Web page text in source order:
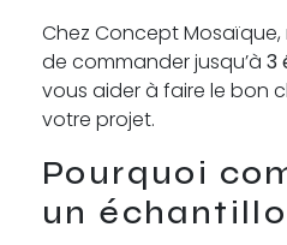
Chez Concept
de commander jusqu’à 3
vous aider à faire le bon
votre projet.
Pourquoi
un